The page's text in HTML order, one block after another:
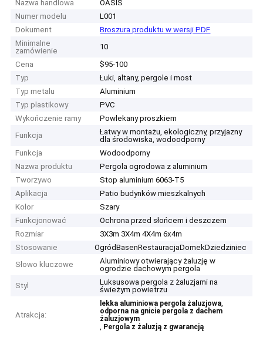
Nazwa handlowa
OASIS
Numer modelu
L001
Dokument
Broszura produktu w wersji PDF
Minimalne
zamówienie
10
Cena
$95-100
Typ
Łuki, altany, pergole i most
Typ metalu
Aluminium
Typ plastikowy
PVC
Wykończenie ramy
Powlekany proszkiem
Funkcja
Łatwy w montażu, ekologiczny, przyjazny
dla środowiska, wodoodporny
Funkcja
Wodoodporny
Nazwa produktu
Pergola ogrodowa z aluminium
Tworzywo
Stop aluminium 6063-T5
Aplikacja
Patio budynków mieszkalnych
Kolor
Szary
Funkcjonować
Ochrona przed słońcem i deszczem
Rozmiar
3X3m 3X4m 4X4m 6x4m
Stosowanie
OgródBasenRestauracjaDomekDziedziniec
Słowo kluczowe
Aluminiowy otwierający żaluzję w
ogrodzie dachowym pergola
Styl
Luksusowa pergola z żaluzjami na
świeżym powietrzu
Atrakcja:
lekka aluminiowa pergola żaluzjowa,
odporna na gnicie pergola z dachem
żaluzjowym
, Pergola z żaluzją z gwarancją